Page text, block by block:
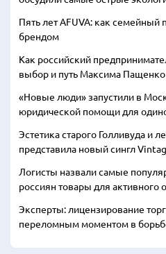
Пять лет AFUVA: как семейный
брендом
Как российский
выбор и путь Максима Пащенко
«Новые люди» запустили в
юридической помощи для
Эстетика старого Голливуда и
представила новый сингл
Логисты назвали самые
россиян товары для активного
Эксперты: лицензирование
переломным моментом в